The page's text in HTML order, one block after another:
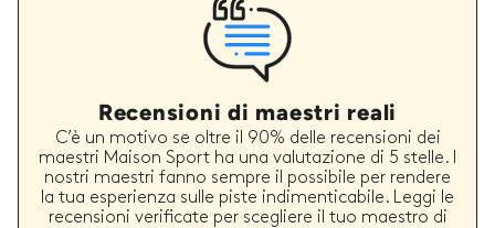
Recensioni di maestri reali
C’è un motivo se oltre il 90% delle recensioni dei
maestri Maison Sport ha una valutazione di 5 stelle. I
nostri maestri fanno sempre il possibile per rendere
la tua esperienza sulle piste indimenticabile. Leggi le
recensioni verificate per scegliere il tuo maestro di